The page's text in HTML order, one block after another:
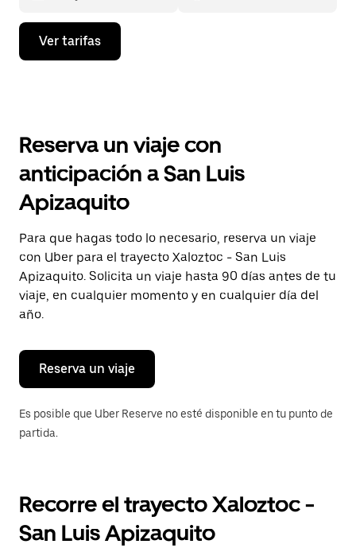
Presiona
flecha
el
y
selecciona
una
fecha.
Presiona
la
tecla Esc
para
cerrar
el
calendario.
Ver tarifas
Reserva un viaje con
anticipación a San Luis
Apizaquito
Para que hagas todo lo necesario, reserva un viaje
con Uber para el trayecto Xaloztoc - San Luis
Apizaquito. Solicita un viaje hasta 90 días antes de tu
viaje, en cualquier momento y en cualquier día del
año.
Reserva un viaje
Es posible que Uber Reserve no esté disponible en tu punto de
partida.
Recorre el trayecto Xaloztoc -
San Luis Apizaquito